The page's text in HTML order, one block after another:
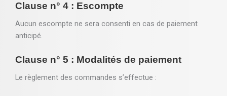
Clause n° 4 : Escompte
Aucun escompte ne sera consenti en cas de paiement
anticipé.
Clause n° 5 : Modalités de paiement
Le règlement des commandes s’effectue :